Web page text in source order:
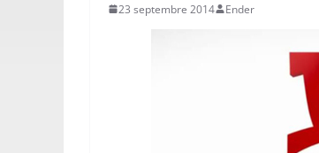
23 septembre 2014 Ender